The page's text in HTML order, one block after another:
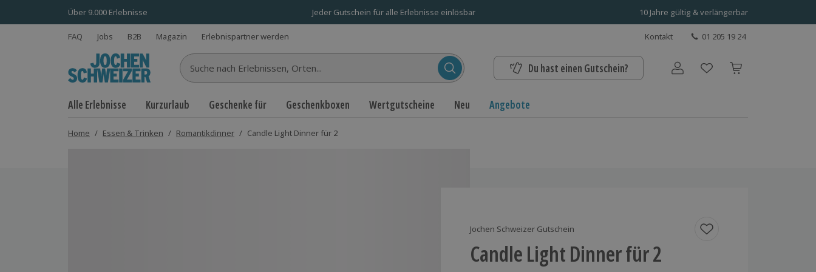
Über 9.000 Erlebnisse Jeder Gutschein für alle Erlebnisse einlösbar 10 Jahre gültig & verlängerbar
FAQ Jobs B2B Magazin Erlebnispartner werden Kontakt 01 205 19 24
Suche nach Erlebnissen... Du hast einen Gutschein? Benutzerkonto
Alle Erlebnisse Kurzurlaub Geschenke für Geschenkboxen Wertgutscheine Neu Angebote
Home / Essen & Trinken / Romantikdinner / Candle Light Dinner für 2
Jochen Schweizer Gutschein
Candle Light Dinner für 2